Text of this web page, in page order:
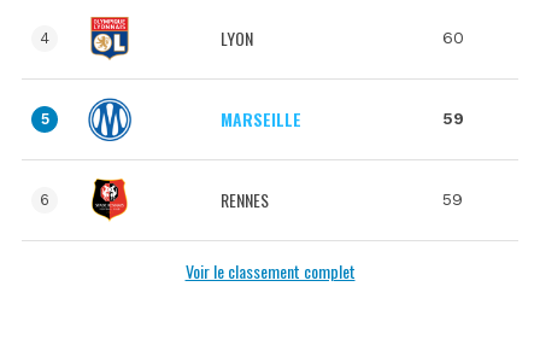
4 LYON 60
5 MARSEILLE 59
6 RENNES 59
Voir le classement complet